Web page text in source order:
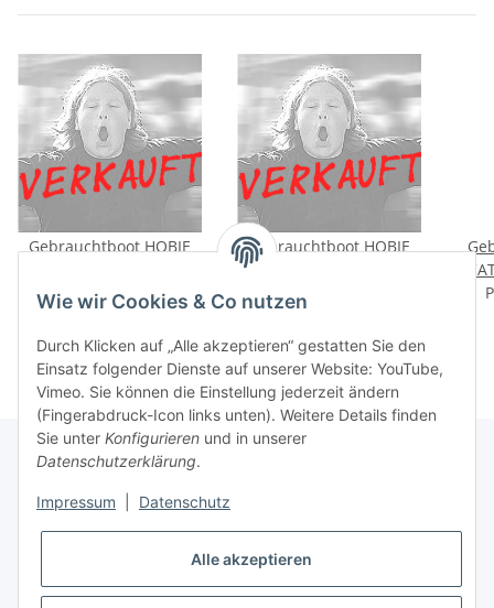
Gebrauchtboot HOBIE
PREIS:1900,00 EU
Preis auf Anfrage
Gebrauchtboot HOBIE
CAT 16 LE RACE (2021)
PREIS: 11500,00 EUR
Preis auf Anfrage
CAT 16
Informationen
Gesetzliche Informationen
Wie wir Cookies & Co nutzen
Durch Klicken auf „Alle akzeptieren“ gestatten Sie den
Einsatz folgender Dienste auf unserer Website: YouTube,
Vimeo. Sie können die Einstellung jederzeit ändern
(Fingerabdruck-Icon links unten). Weitere Details finden
Sie unter Konfigurieren und in unserer
Datenschutzerklärung.
Impressum Datenschutz
Alle akzeptieren